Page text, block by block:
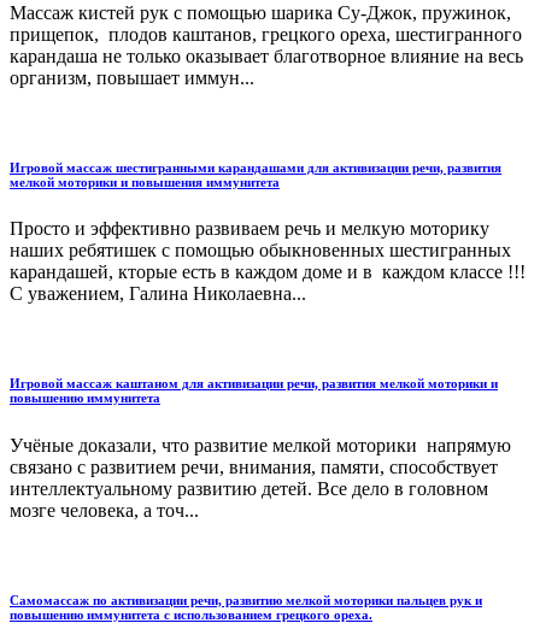
Массаж кистей рук с помощью шарика Су-Джок, пружинок,
прищепок, плодов каштанов, грецкого ореха, шестигранного
карандаша не только оказывает благотворное влияние на весь
организм, повышает иммун...
Игровой массаж шестигранными карандашами для активизации речи, развития
мелкой моторики и повышения иммунитета
Просто и эффективно развиваем речь и мелкую моторику
наших ребятишек с помощью обыкновенных шестигранных
карандашей, кторые есть в каждом доме и в каждом классе !!!
С уважением, Галина Николаевна...
Игровой массаж каштаном для активизации речи, развития мелкой моторики и
повышению иммунитета
Учёные доказали, что развитие мелкой моторики напрямую
связано с развитием речи, внимания, памяти, способствует
интеллектуальному развитию детей. Все дело в головном
мозге человека, а точ...
Самомассаж по активизации речи, развитию мелкой моторики пальцев рук и
повышению иммунитета с использованием грецкого ореха.